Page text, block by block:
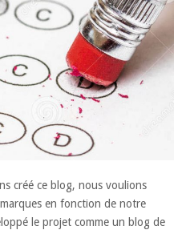
créé ce blog, nous voulions
en fonction de notre
le projet comme un blog de